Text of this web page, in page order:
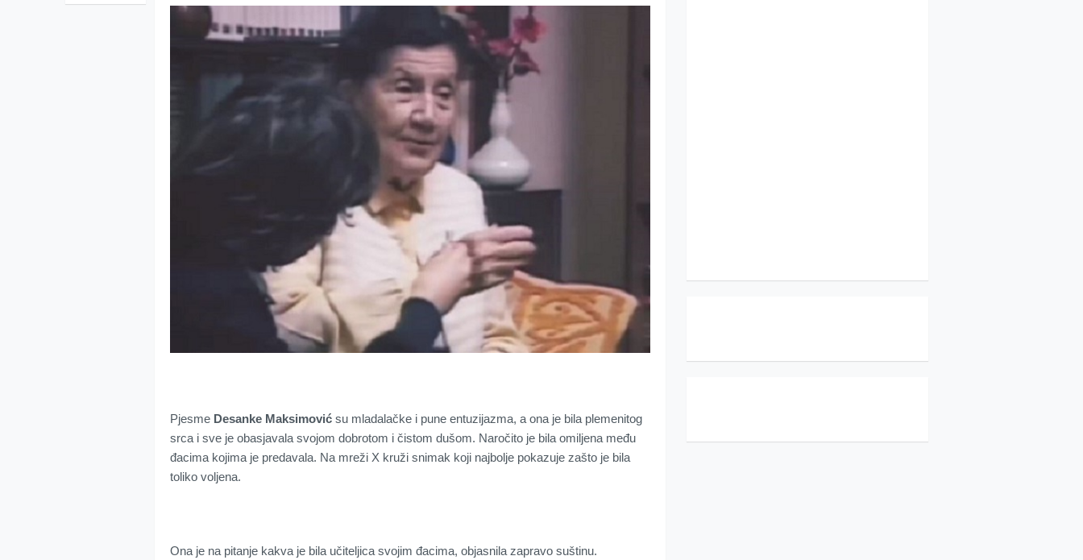
Pjesme Desanke Maksimović su mladalačke i pune entuzijazma, a ona je bila plemenitog
srca i sve je obasjavala svojom dobrotom i čistom dušom. Naročito je bila omiljena među
đacima kojima je predavala. Na mreži X kruži snimak koji najbolje pokazuje zašto je bila
toliko voljena.
Ona je na pitanje kakva je bila učiteljica svojim đacima, objasnila zapravo suštinu.